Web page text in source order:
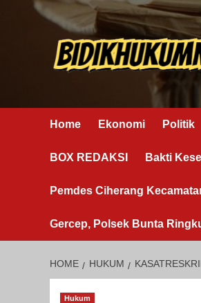
Home Ekonomi Politik
BOX REDAKSI Bakti
Pemdes Ciherang
Gercep, Polsek Bunta
HOME HUKUM
Hukum